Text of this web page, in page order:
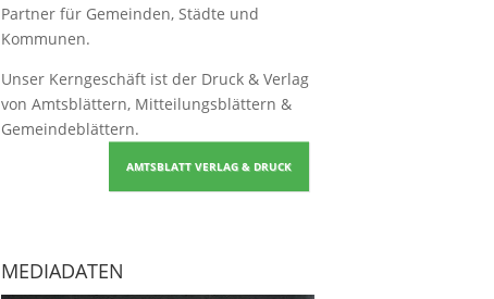
Partner für Gemeinden, Städte und
Kommunen.
Unser Kerngeschäft ist der Druck & Verlag
von Amtsblättern, Mitteilungsblättern &
Gemeindeblättern.
AMTSBLATT VERLAG & DRUCK
MEDIADATEN